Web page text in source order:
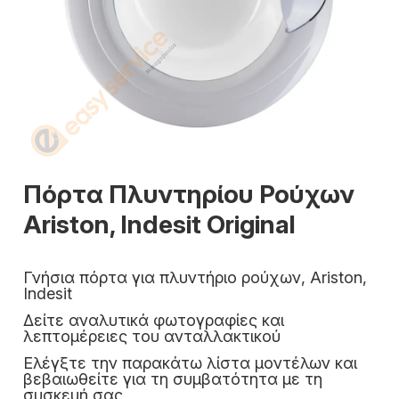
Πόρτα Πλυντηρίου Ρούχων
Ariston, Indesit Original
Γνήσια πόρτα για πλυντήριο ρούχων, Ariston,
Indesit
Δείτε αναλυτικά φωτογραφίες και
λεπτομέρειες του ανταλλακτικού
Ελέγξτε την παρακάτω λίστα μοντέλων και
βεβαιωθείτε για τη συμβατότητα με τη
συσκευή σας